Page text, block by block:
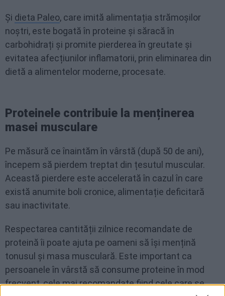
Și dieta Paleo, care imită alimentația strămoșilor
noștri, este bogată în proteine și săracă în
carbohidrați și promite pierderea în greutate și
evitatea afecțiunilor inflamatorii, prin eliminarea din
dietă a alimentelor moderne, procesate.
Proteinele contribuie la menținerea
masei musculare
Pe măsură ce înaintăm în vârstă (după 50 de ani),
începem să pierdem treptat din țesutul muscular.
Această pierdere este accelerată în cazul în care
există anumite boli cronice, alimentație deficitară
sau inactivitate.
Respectarea cantității zilnice recomandate de
proteină îi poate ajuta pe oameni să își mențină
tonusul și masa musculară. Este important ca
persoanele în vârstă să consume proteine în mod
frecvent, cele mai recomandate fiind cele care se